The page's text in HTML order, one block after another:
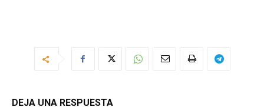
DEJA UNA RESPUESTA